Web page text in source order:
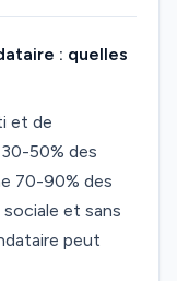
: quelles
et de
50% des
70-90% des
et sans
peut